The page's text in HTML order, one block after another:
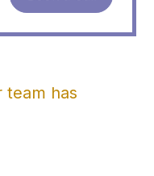
team has